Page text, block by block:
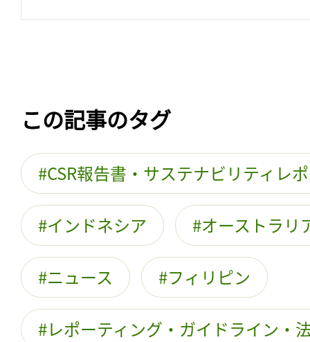
この記事のタグ
CSR報告書・サステナビリティレ
インドネシア オーストラリ
ニュース フィリピン
レポーティング・ガイドライン・